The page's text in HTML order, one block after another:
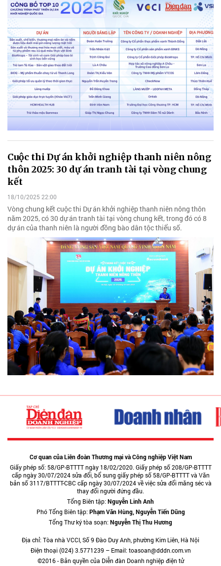
Cuộc thi Dự án khởi nghiệp thanh niên nông
thôn 2025: 30 dự án tranh tài tại vòng chung
kết
18/10/2025 22:00
Vòng chung kết cuộc thi Dự án khởi nghiệp thanh niên nông thôn
năm 2025, có 30 dự án tranh tài tại vòng chung kết, trong đó có 8
dự án của thanh niên là người đồng bào dân tộc thiểu số.
Cơ quan của Liên đoàn Thương mại và Công nghiệp Việt Nam
Giấy phép số: 58/GP-BTTTT ngày 18/02/2020. Giấy phép số 208/GP-BTTTT
cấp ngày 30/07/2024 sửa đổi, bổ sung giấy phép số 58/GP-BTTTT và Văn
bản số 3117/BTTTT-CBC cấp ngày 30/07/2024 về việc sửa đổi măng séc và
thay đổi người đứng đầu.
Tổng Biên tập:Nguyễn Linh Anh
Phó Tổng Biên tập:Phạm Văn Hùng, Nguyễn Tiến Dũng
Tổng Thư ký tòa soạn:Nguyễn Thị Thu Hương
Địa chỉ: Tòa nhà VCCI, Số 9 Đào Duy Anh, phường Kim Liên, Hà Nội
Điện thoại (024) 3.5771239 – Email: toasoan@dddn.com.vn
©2016 - Bản quyền của Diễn đàn Doanh nghiệp điện tử